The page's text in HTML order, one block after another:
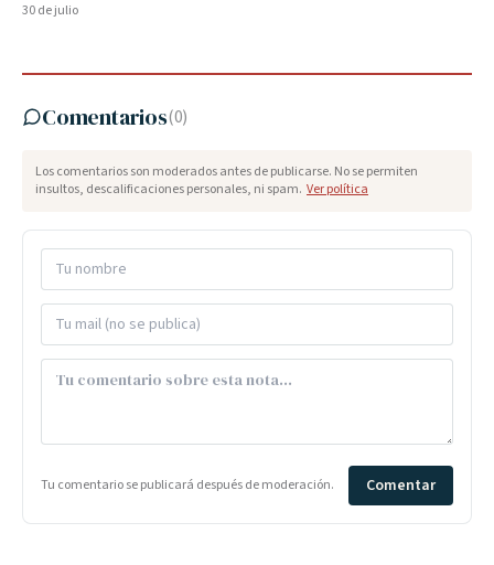
30 de julio
Comentarios(0)
Los comentarios son moderados antes de publicarse. No se permiten
insultos, descalificaciones personales, ni spam. Ver política
Tu comentario se publicará después de moderación. Comentar